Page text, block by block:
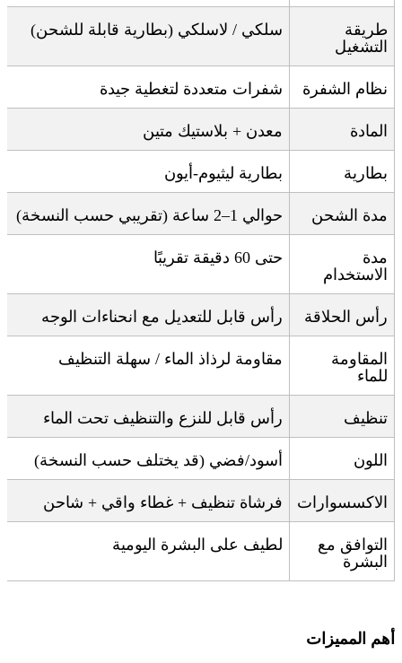
طريقة
التشغيل
سلكي / لاسلكي (بطارية قابلة للشحن)
نظام الشفرة شفرات متعددة لتغطية جيدة
المادة معدن + بلاستيك متين
بطارية بطارية ليثيوم-أيون
مدة الشحن حوالي 1–2 ساعة (تقريبي حسب النسخة)
مدة
الاستخدام
حتى 60 دقيقة تقريبًا
رأس الحلاقة رأس قابل للتعديل مع انحناءات الوجه
المقاومة
للماء
مقاومة لرذاذ الماء / سهلة التنظيف
تنظيف رأس قابل للنزع والتنظيف تحت الماء
اللون أسود/فضي (قد يختلف حسب النسخة)
الاكسسوارات فرشاة تنظيف + غطاء واقي + شاحن
التوافق مع
البشرة
لطيف على البشرة اليومية
أهم المميزات